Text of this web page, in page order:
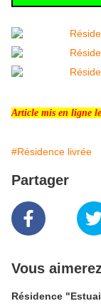
Article mis en ligne
#Résidence livrée
Partager
Vous
Résidence